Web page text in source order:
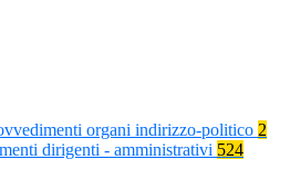
organi indirizzo-politico 2
dirigenti - amministrativi 524